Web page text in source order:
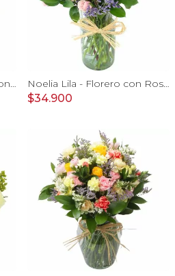
Noelia Rosado - Florero con rosas, mini rosas, mini claveles y limonium Noelia Lila - Florero con Rosas, mini rosas, mini claveles y limonium
$34.900